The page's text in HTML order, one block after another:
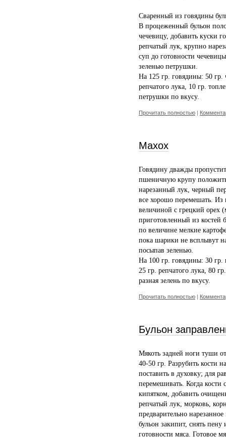
Сваренный из говядины
В процеженный бульон
чечевицу, добавить куски
репчатый лук, крупно
суп до готовности
зеленью петрушки.
На 125 гр. говядины: 50 гр.
репчатого лука, 10 гр.
петрушки по вкусу.
Прочитать полностью |
Махох
Говядину дважды
пшеничную крупу
нарезанный лук, черный
все хорошо перемешать. Из
величиной с грецкий орех
приготовленный из
по величине мелкие
пока шарики не всплывут
посыпав зеленью.
На 100 гр. говядины: 30 гр.
25 гр. репчатого лука, 80
разная зелень по вкусу.
Прочитать полностью |
Бульон
Мякоть задней ноги туши
40-50 гр. Разрубить кости
поставить в духовку; для
перемешивать. Когда кости
кипятком, добавить
репчатый лук, морковь,
предварительно
бульон закипит, снять
готовности мяса. Готовое